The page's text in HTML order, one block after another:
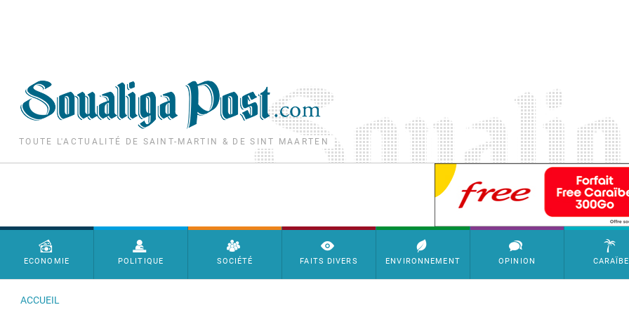
TOUTE L'ACTUALITÉ DE SAINT-MARTIN & DE SINT MAARTEN
SimpleAds Block Bannière
Menu principal
ECONOMIE POLITIQUE SOCIÉTÉ FAITS DIVERS ENVIRONNEMENT OPINION CARAÏBE
ACCUEIL